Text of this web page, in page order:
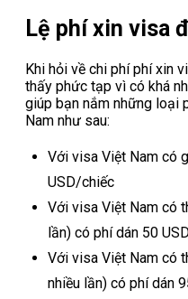
Lệ phí xin visa
Khi hỏi về chi phí phí xin
thấy phức tạp vì có khá
giúp bạn nắm những loại
Nam như sau:
Với visa Việt Nam có
USD/chiếc
Với visa Việt Nam có
lần) có phí dán 50
Với visa Việt Nam có
nhiều lần) có phí dán